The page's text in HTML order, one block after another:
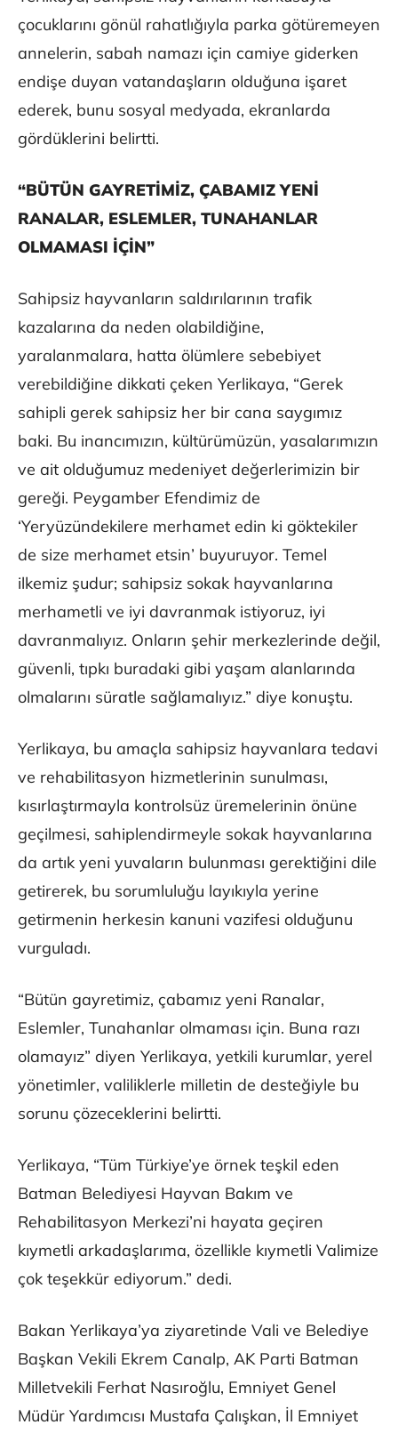
çocuklarını gönül rahatlığıyla parka götüremeyen
annelerin, sabah namazı için camiye giderken
endişe duyan vatandaşların olduğuna işaret
ederek, bunu sosyal medyada, ekranlarda
gördüklerini belirtti.
“BÜTÜN GAYRETİMİZ, ÇABAMIZ YENİ
RANALAR, ESLEMLER, TUNAHANLAR
OLMAMASI İÇİN”
Sahipsiz hayvanların saldırılarının trafik
kazalarına da neden olabildiğine,
yaralanmalara, hatta ölümlere sebebiyet
verebildiğine dikkati çeken Yerlikaya, “Gerek
sahipli gerek sahipsiz her bir cana saygımız
baki. Bu inancımızın, kültürümüzün, yasalarımızın
ve ait olduğumuz medeniyet değerlerimizin bir
gereği. Peygamber Efendimiz de
‘Yeryüzündekilere merhamet edin ki göktekiler
de size merhamet etsin’ buyuruyor. Temel
ilkemiz şudur; sahipsiz sokak hayvanlarına
merhametli ve iyi davranmak istiyoruz, iyi
davranmalıyız. Onların şehir merkezlerinde değil,
güvenli, tıpkı buradaki gibi yaşam alanlarında
olmalarını süratle sağlamalıyız.” diye konuştu.
Yerlikaya, bu amaçla sahipsiz hayvanlara tedavi
ve rehabilitasyon hizmetlerinin sunulması,
kısırlaştırmayla kontrolsüz üremelerinin önüne
geçilmesi, sahiplendirmeyle sokak hayvanlarına
da artık yeni yuvaların bulunması gerektiğini dile
getirerek, bu sorumluluğu layıkıyla yerine
getirmenin herkesin kanuni vazifesi olduğunu
vurguladı.
“Bütün gayretimiz, çabamız yeni Ranalar,
Eslemler, Tunahanlar olmaması için. Buna razı
olamayız” diyen Yerlikaya, yetkili kurumlar, yerel
yönetimler, valiliklerle milletin de desteğiyle bu
sorunu çözeceklerini belirtti.
Yerlikaya, “Tüm Türkiye’ye örnek teşkil eden
Batman Belediyesi Hayvan Bakım ve
Rehabilitasyon Merkezi’ni hayata geçiren
kıymetli arkadaşlarıma, özellikle kıymetli Valimize
çok teşekkür ediyorum.” dedi.
Bakan Yerlikaya’ya ziyaretinde Vali ve Belediye
Başkan Vekili Ekrem Canalp, AK Parti Batman
Milletvekili Ferhat Nasıroğlu, Emniyet Genel
Müdür Yardımcısı Mustafa Çalışkan, İl Emniyet